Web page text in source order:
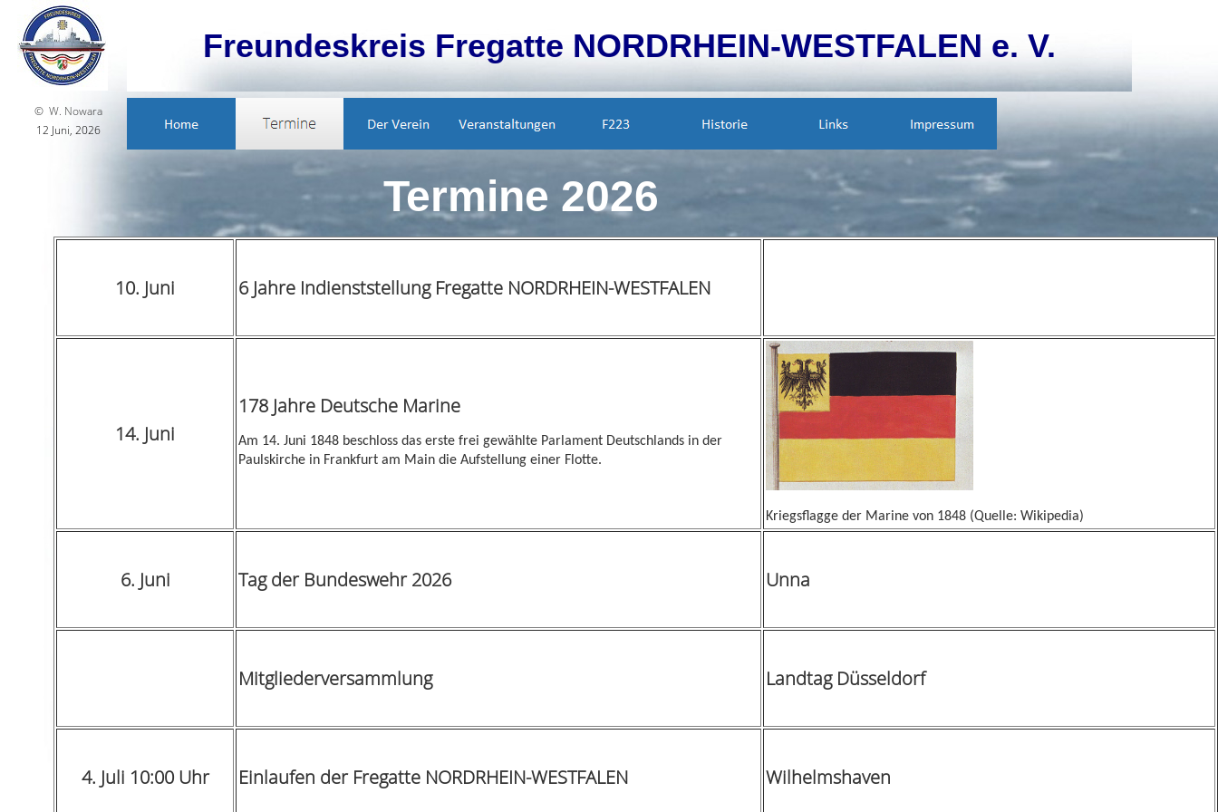
© W. Nowara
12 Juni, 2026
Freundeskreis Fregatte NORDRHEIN-WESTFALEN e. V.
Termine 2026
10. Juni 6 Jahre Indienststellung Fregatte NORDRHEIN-WESTFALEN
14. Juni
178 Jahre Deutsche Marine
Am 14. Juni 1848 beschloss das erste frei gewählte Parlament Deutschlands in der
Paulskirche in Frankfurt am Main die Aufstellung einer Flotte.
Kriegsflagge der Marine von 1848 (Quelle: Wikipedia)
6. Juni Tag der Bundeswehr 2026 Unna
Mitgliederversammlung Landtag Düsseldorf
4. Juli 10:00 Uhr Einlaufen der Fregatte NORDRHEIN-WESTFALEN Wilhelmshaven